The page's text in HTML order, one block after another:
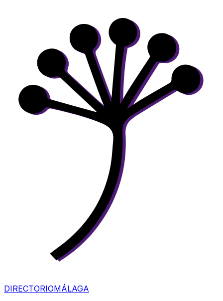
DIRECTORIOMÁLAGA